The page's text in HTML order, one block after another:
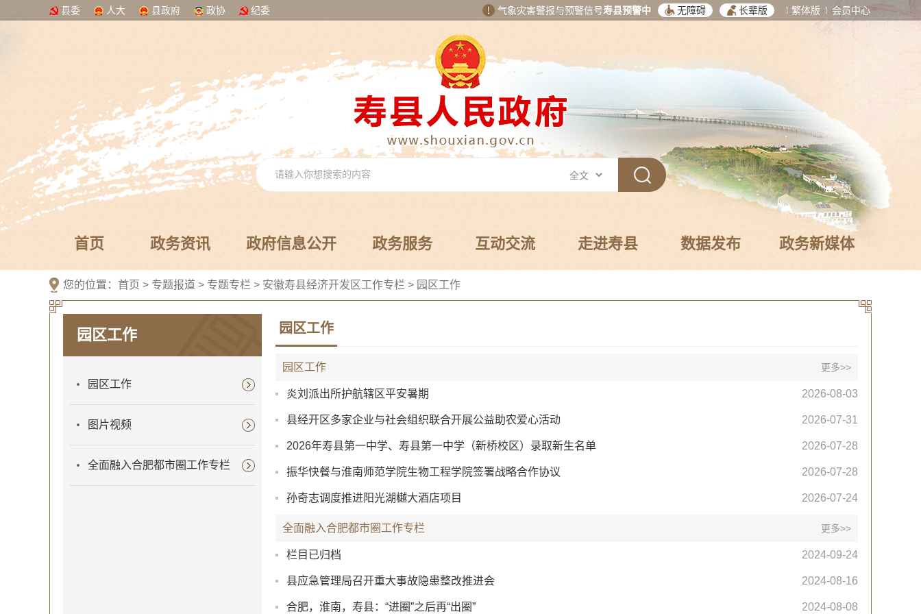
县委 人大 县政府 政协 纪委 气象灾害警报与预警信号寿县预警中 无障碍 长辈版 繁体版 会员中心
首页 政务资讯 政府信息公开 政务服务 互动交流 走进寿县 数据发布 政务新媒体
您的位置： 首页 > 专题报道 > 专题专栏 > 安徽寿县经济开发区工作专栏 > 园区工作
园区工作
园区工作
图片视频
全面融入合肥都市圈工作专栏
园区工作
园区工作 更多>>
炎刘派出所护航辖区平安暑期 2026-08-03
县经开区多家企业与社会组织联合开展公益助农爱心活动 2026-07-31
2026年寿县第一中学、寿县第一中学（新桥校区）录取新生名单 2026-07-28
振华快餐与淮南师范学院生物工程学院签署战略合作协议 2026-07-28
孙奇志调度推进阳光湖樾大酒店项目 2026-07-24
全面融入合肥都市圈工作专栏 更多>>
栏目已归档 2024-09-24
县应急管理局召开重大事故隐患整改推进会 2024-08-16
合肥，淮南，寿县：“进圈”之后再“出圈” 2024-08-08